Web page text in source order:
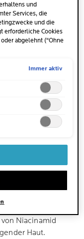
Das
über die
der Organismus
hinaus hat es
und bei
BEI
Niacinamid
Haut.
und
Services, die
und die
erforderliche Cookies
abgelehnt ("Ohne
der
dem Link "Cookie-
Immer aktiv